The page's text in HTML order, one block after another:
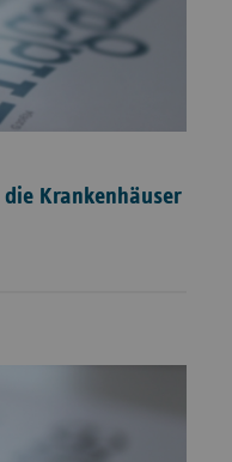
Krankenhäuser